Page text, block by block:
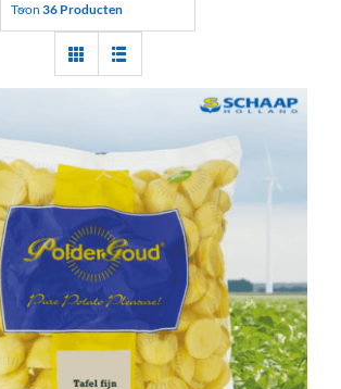
Toon 36 Producten